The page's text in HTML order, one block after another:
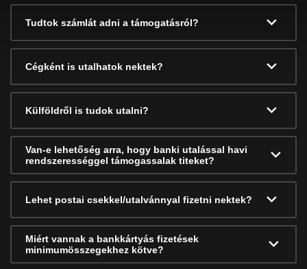
Tudtok számlát adni a támogatásról?
Cégként is utalhatok nektek?
Külföldről is tudok utalni?
Van-e lehetőség arra, hogy banki utalással havi
rendszerességgel támogassalak titeket?
Lehet postai csekkel/utalvánnyal fizetni nektek?
Miért vannak a bankkártyás fizetések
minimumösszegekhez kötve?